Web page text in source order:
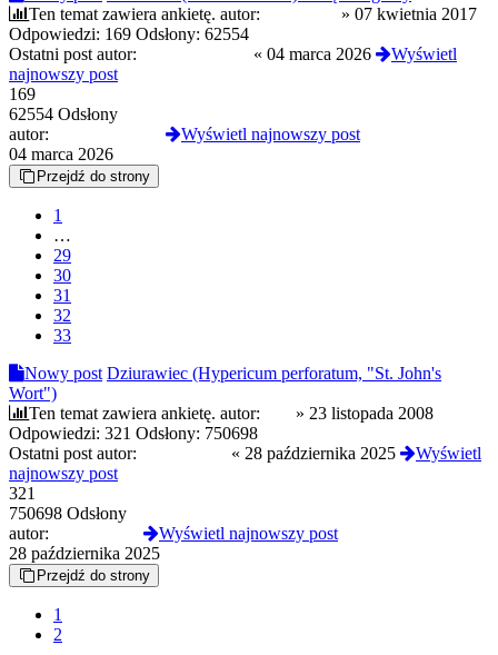
Ten temat zawiera ankietę. autor: » 07 kwietnia 2017
Odpowiedzi: 169 Odsłony: 62554
Ostatni post autor:
« 04 marca 2026
Wyświetl
najnowszy post
169
62554 Odsłony
autor:
Wyświetl najnowszy post
04 marca 2026
Przejdź do strony
1
…
29
30
31
32
33
Nowy post Dziurawiec (Hypericum perforatum, "St. John's
Wort")
Ten temat zawiera ankietę. autor: » 23 listopada 2008
Odpowiedzi: 321 Odsłony: 750698
Ostatni post autor:
« 28 października 2025
Wyświetl
najnowszy post
321
750698 Odsłony
autor:
Wyświetl najnowszy post
28 października 2025
Przejdź do strony
1
2